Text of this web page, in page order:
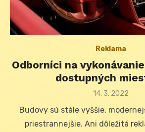
Reklama
Odborníci na
dostupných
Posted
14. 3. 2022
Budovy sú stále vyššie,
priestrannejšie. Ani dôležitá